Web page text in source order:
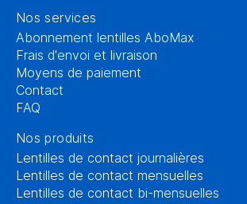
Nos services
Abonnement lentilles AboMax
Frais d'envoi et livraison
Moyens de paiement
Contact
FAQ
Nos produits
Lentilles de contact journalières
Lentilles de contact mensuelles
Lentilles de contact bi-mensuelles